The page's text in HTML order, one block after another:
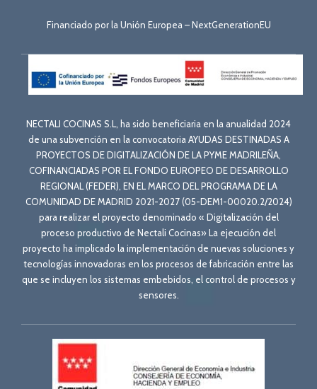
Financiado por la Unión Europea – NextGenerationEU
NECTALI COCINAS S.L, ha sido beneficiaria en la anualidad 2024
de una subvención en la convocatoria AYUDAS DESTINADAS A
PROYECTOS DE DIGITALIZACIÓN DE LA PYME MADRILEÑA,
COFINANCIADAS POR EL FONDO EUROPEO DE DESARROLLO
REGIONAL (FEDER), EN EL MARCO DEL PROGRAMA DE LA
COMUNIDAD DE MADRID 2021-2027 (05-DEM1-00020.2/2024)
para realizar el proyecto denominado « Digitalización del
proceso productivo de Nectali Cocinas» La ejecución del
proyecto ha implicado la implementación de nuevas soluciones y
tecnologías innovadoras en los procesos de fabricación entre las
que se incluyen los sistemas embebidos, el control de procesos y
sensores.